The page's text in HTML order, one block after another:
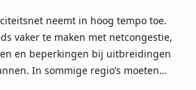
neemt in hoog tempo toe.
vaker te maken met netcongestie,
en beperkingen bij uitbreidingen
In sommige regio’s moeten…